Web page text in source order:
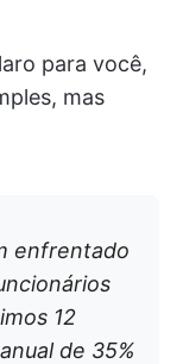
para você,
mas
enfrentado
12
de 35%